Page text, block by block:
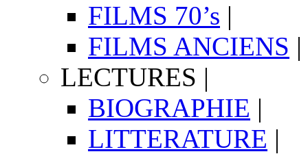
FILMS 70’s |
FILMS ANCIENS |
LECTURES |
BIOGRAPHIE |
LITTERATURE |